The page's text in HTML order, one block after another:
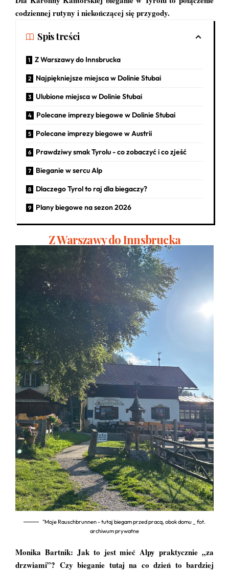
codziennej rutyny i niekończącej się przygody.
Spis treści
Z Warszawy do Innsbrucka
Najpiękniejsze miejsca w Dolinie Stubai
Ulubione miejsca w Dolinie Stubai
Polecane imprezy biegowe w Dolinie Stubai
Polecane imprezy biegowe w Austrii
Prawdziwy smak Tyrolu - co zobaczyć i co zjeść
Bieganie w sercu Alp
Dlaczego Tyrol to raj dla biegaczy?
Plany biegowe na sezon 2026
Z Warszawy do Innsbrucka
"Moje Rauschbrunnen - tutaj biegam przed pracą, obok domu _ fot.
archiwum prywatne
Monika Bartnik: Jak to jest mieć Alpy praktycznie „za
drzwiami”? Czy bieganie tutaj na co dzień to bardziej